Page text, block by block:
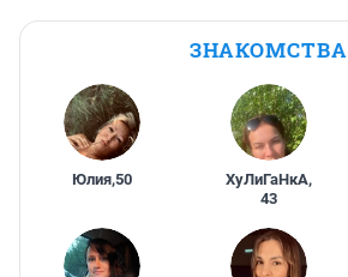
ЗНАКОМСТВА
Юлия,50 ХуЛиГаНкА,
43